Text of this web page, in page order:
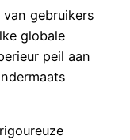
gebruikers
globale
peil aan